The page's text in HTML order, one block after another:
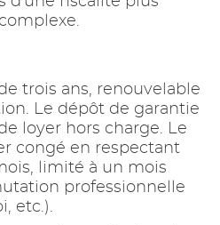
trois ans, renouvelable
Le dépôt de garantie
loyer hors charge. Le
congé en respectant
limité à un mois
professionnelle
etc.).